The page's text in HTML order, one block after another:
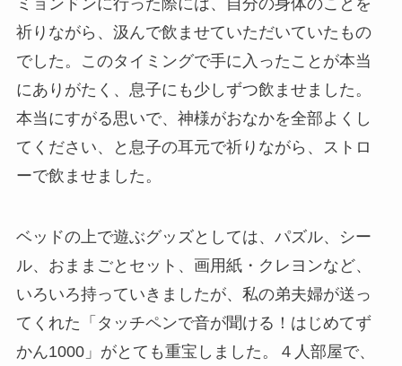
ミョンドンに行った際には、自分の身体のことを
祈りながら、汲んで飲ませていただいていたもの
でした。このタイミングで手に入ったことが本当
にありがたく、息子にも少しずつ飲ませました。
本当にすがる思いで、神様がおなかを全部よくし
てください、と息子の耳元で祈りながら、ストロ
ーで飲ませました。
ベッドの上で遊ぶグッズとしては、パズル、シー
ル、おままごとセット、画用紙・クレヨンなど、
いろいろ持っていきましたが、私の弟夫婦が送っ
てくれた「タッチペンで音が聞ける！はじめてず
かん1000」がとても重宝しました。４人部屋で、